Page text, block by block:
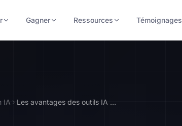
Gagner Ressources Témoignages
IA Les avantages des outils IA pour les PME